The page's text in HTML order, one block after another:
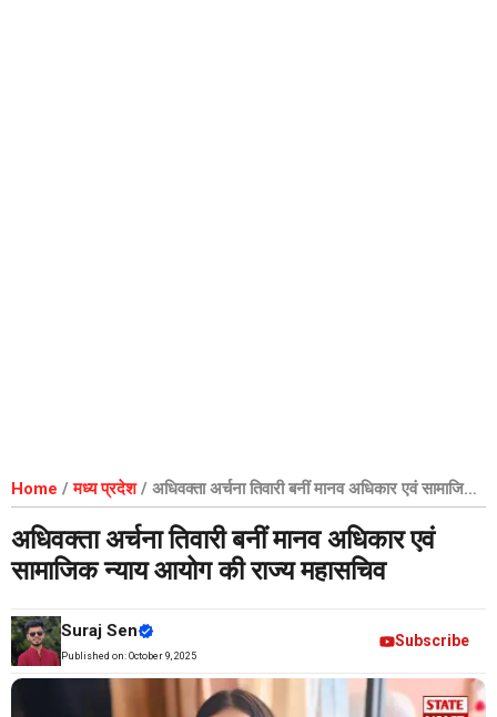
Home /मध्य प्रदेश/ अधिवक्ता अर्चना तिवारी बनीं मानव अधिकार एवं सामाजिक
न्याय आयोग की राज्य महासचिव
अधिवक्ता अर्चना तिवारी बनीं मानव अधिकार एवं
सामाजिक न्याय आयोग की राज्य महासचिव
Suraj Sen
Published on: October 9, 2025
Subscribe